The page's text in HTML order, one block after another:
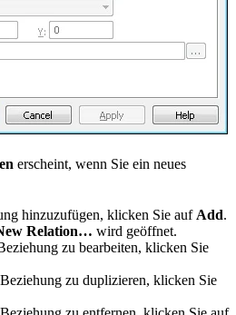
erscheint, wenn Sie ein neues
hinzuzufügen, klicken Sie auf Add.
Relation… wird geöffnet.
zu bearbeiten, klicken Sie
zu duplizieren, klicken Sie